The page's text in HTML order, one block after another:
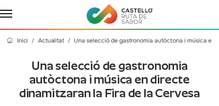
Inici Actualitat Una selecció de gastronomia autòctona i música en
Una selecció de gastronomia
autòctona i música en directe
dinamitzaran la Fira de la Cervesa